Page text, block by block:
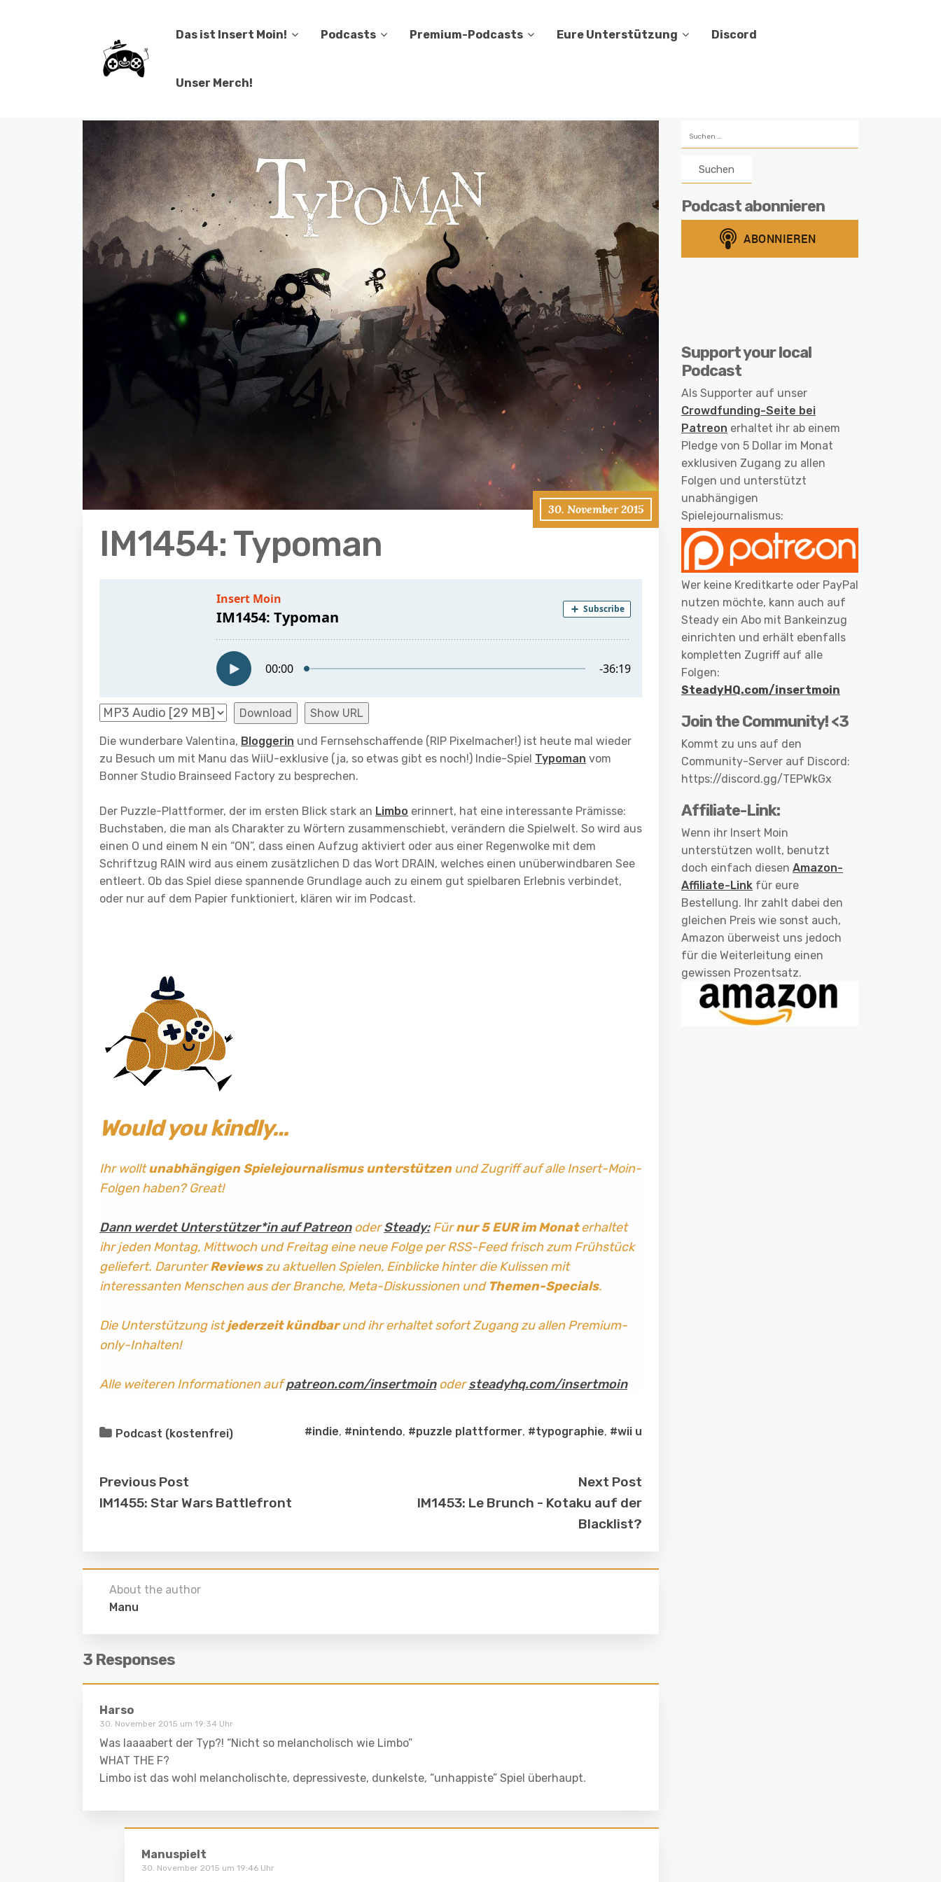
Das ist Insert Moin! Podcasts Premium-Podcasts Eure Unterstützung Discord
Unser Merch!
30. November 2015
IM1454: Typoman
Download Show URL
Die wunderbare Valentina, Bloggerin und Fernsehschaffende (RIP Pixelmacher!) ist heute mal wieder
zu Besuch um mit Manu das WiiU-exklusive (ja, so etwas gibt es noch!) Indie-Spiel Typoman vom
Bonner Studio Brainseed Factory zu besprechen.
Der Puzzle-Plattformer, der im ersten Blick stark an Limbo erinnert, hat eine interessante Prämisse:
Buchstaben, die man als Charakter zu Wörtern zusammenschiebt, verändern die Spielwelt. So wird aus
einen O und einem N ein “ON”, dass einen Aufzug aktiviert oder aus einer Regenwolke mit dem
Schriftzug RAIN wird aus einem zusätzlichen D das Wort DRAIN, welches einen unüberwindbaren See
entleert. Ob das Spiel diese spannende Grundlage auch zu einem gut spielbaren Erlebnis verbindet,
oder nur auf dem Papier funktioniert, klären wir im Podcast.
Would you kindly…
Ihr wolltunabhängigen Spielejournalismus unterstützenund Zugriff auf alle Insert-Moin-
Folgen haben? Great!
Dann werdet Unterstützer*in auf PatreonoderSteady:Fürnur 5 EUR im Monaterhaltet
ihr jeden Montag, Mittwoch und Freitag eine neue Folge per RSS-Feed frisch zum Frühstück
geliefert. DarunterReviewszu aktuellen Spielen, Einblicke hinter die Kulissen mit
interessanten Menschen aus der Branche, Meta-Diskussionen und Themen-Specials.
Die Unterstützung istjederzeit kündbarund ihr erhaltet sofort Zugang zu allen Premium-
only-Inhalten!
Alle weiteren Informationen aufpatreon.com/insertmoinodersteadyhq.com/insertmoin
Podcast (kostenfrei) #indie, #nintendo, #puzzle plattformer, #typographie, #wii u
Previous Post
IM1455: Star Wars Battlefront
Next Post
IM1453: Le Brunch - Kotaku auf der
Blacklist?
About the author
Manu
3 Responses
Harso
30. November 2015 um 19:34 Uhr
Was laaaabert der Typ?! “Nicht so melancholisch wie Limbo”
WHAT THE F?
Limbo ist das wohl melancholischte, depressiveste, dunkelste, “unhappiste” Spiel überhaupt.
Manuspielt
30. November 2015 um 19:46 Uhr
nach:
Podcast abonnieren
Support your local
Podcast
Als Supporter auf unser
Crowdfunding-Seite bei
Patreon erhaltet ihr ab einem
Pledge von 5 Dollar im Monat
exklusiven Zugang zu allen
Folgen und unterstützt
unabhängigen
Spielejournalismus:
Wer keine Kreditkarte oder PayPal
nutzen möchte, kann auch auf
Steady ein Abo mit Bankeinzug
einrichten und erhält ebenfalls
kompletten Zugriff auf alle
Folgen:
SteadyHQ.com/insertmoin
Join the Community! <3
Kommt zu uns auf den
Community-Server auf Discord:
https://discord.gg/TEPWkGx
Affiliate-Link:
Wenn ihr Insert Moin
unterstützen wollt, benutzt
doch einfach diesen Amazon-
Affiliate-Link für eure
Bestellung. Ihr zahlt dabei den
gleichen Preis wie sonst auch,
Amazon überweist uns jedoch
für die Weiterleitung einen
gewissen Prozentsatz.